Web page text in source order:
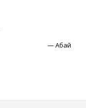
—Абай